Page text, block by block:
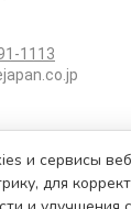
1113
персональных
РТО
и сервисы
для